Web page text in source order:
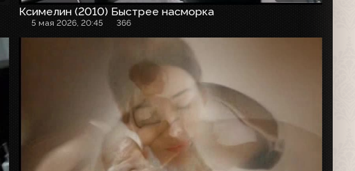
Ксимелин (2010) Быстрее насморка
5 мая 2026, 20:45 366